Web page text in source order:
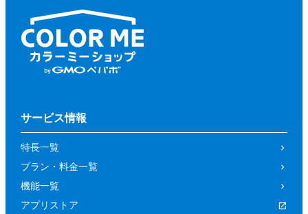
サービス情報
特長一覧
プラン・料金一覧
機能一覧
アプリストア